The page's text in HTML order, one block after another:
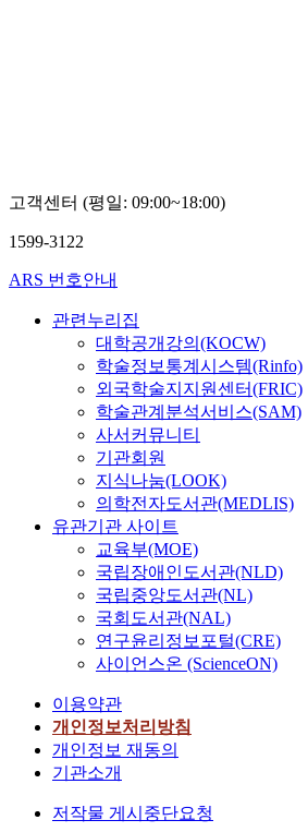
고객센터 (평일: 09:00~18:00)
1599-3122
ARS 번호안내
관련누리집
대학공개강의(KOCW)
학술정보통계시스템(Rinfo)
외국학술지지원센터(FRIC)
학술관계분석서비스(SAM)
사서커뮤니티
기관회원
지식나눔(LOOK)
의학전자도서관(MEDLIS)
유관기관 사이트
교육부(MOE)
국립장애인도서관(NLD)
국립중앙도서관(NL)
국회도서관(NAL)
연구윤리정보포털(CRE)
사이언스온 (ScienceON)
이용약관
개인정보처리방침
개인정보 재동의
기관소개
저작물 게시중단요청